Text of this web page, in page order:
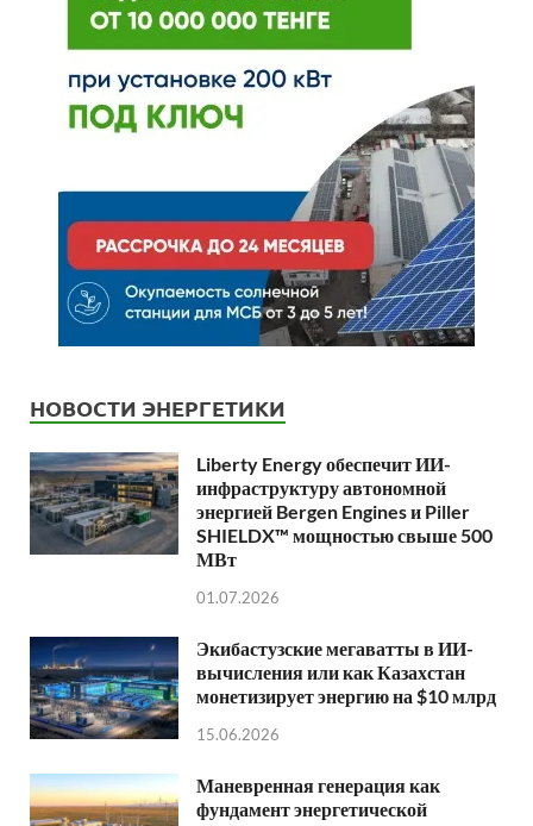
НОВОСТИ ЭНЕРГЕТИКИ
Liberty Energy обеспечит ИИ-
инфраструктуру автономной
энергией Bergen Engines и Piller
SHIELDX™ мощностью свыше 500
МВт
01.07.2026
Экибастузские мегаватты в ИИ-
вычисления или как Казахстан
монетизирует энергию на $10 млрд
15.06.2026
Маневренная генерация как
фундамент энергетической